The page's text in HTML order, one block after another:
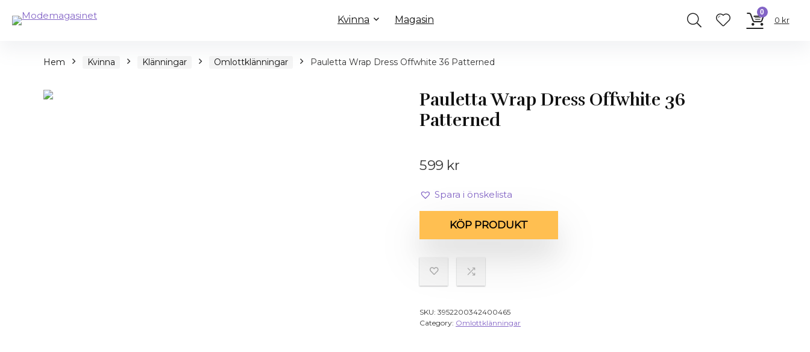
Kvinna Magasin
0
0 kr
Hem Kvinna Klänningar Omlottklänningar Pauletta Wrap Dress Offwhite 36 Patterned
Pauletta Wrap Dress Offwhite 36
Patterned
599 kr
Spara i önskelista
KÖP PRODUKT
SKU: 3952200342400465
Category: Omlottklänningar